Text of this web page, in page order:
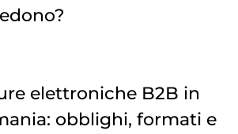
elettroniche B2B in
obblighi, formati e